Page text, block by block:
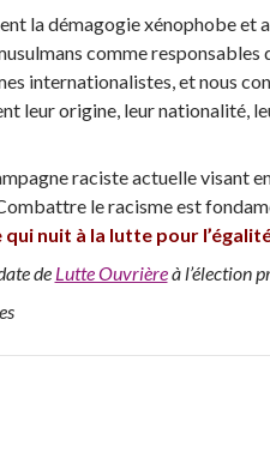
la démagogie xénophobe et
comme responsables
internationalistes, et nous
leur origine, leur nationalité,
raciste actuelle visant
le racisme est
nuit à la lutte pour
de Lutte Ouvrièreà l’élection